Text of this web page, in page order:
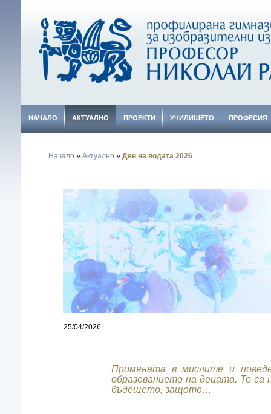
НАЧАЛО АКТУАЛНО ПРОЕКТИ УЧИЛИЩЕТО ПРОФЕСИЯ
Начало » Актуално » Ден на водата 2026
25/04/2026
Промяната в мислите и
образованието на децата. Те
бъдещето, защото…